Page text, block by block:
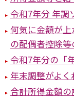
令和7年分 年
何気に金額が
の配偶者控除
令和7年分の「
年末調整がよ
合計所得金額